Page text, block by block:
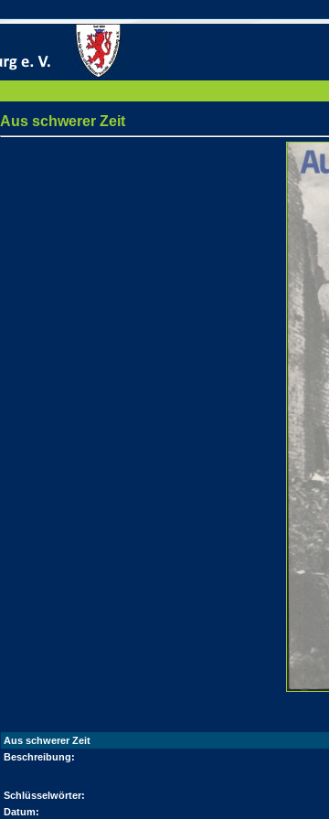
Aus schwerer Zeit
Aus schwerer Zeit
Beschreibung:
Schlüsselwörter:
Datum: